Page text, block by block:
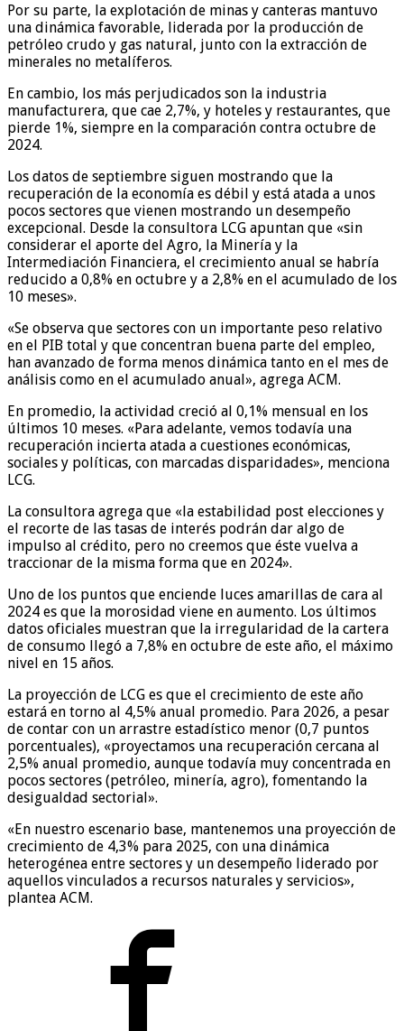
Por su parte, la explotación de minas y canteras mantuvo
una dinámica favorable, liderada por la producción de
petróleo crudo y gas natural, junto con la extracción de
minerales no metalíferos.
En cambio, los más perjudicados son la industria
manufacturera, que cae 2,7%, y hoteles y restaurantes, que
pierde 1%, siempre en la comparación contra octubre de
2024.
Los datos de septiembre siguen mostrando que la
recuperación de la economía es débil y está atada a unos
pocos sectores que vienen mostrando un desempeño
excepcional. Desde la consultora LCG apuntan que «sin
considerar el aporte del Agro, la Minería y la
Intermediación Financiera, el crecimiento anual se habría
reducido a 0,8% en octubre y a 2,8% en el acumulado de los
10 meses».
«Se observa que sectores con un importante peso relativo
en el PIB total y que concentran buena parte del empleo,
han avanzado de forma menos dinámica tanto en el mes de
análisis como en el acumulado anual», agrega ACM.
En promedio, la actividad creció al 0,1% mensual en los
últimos 10 meses. «Para adelante, vemos todavía una
recuperación incierta atada a cuestiones económicas,
sociales y políticas, con marcadas disparidades», menciona
LCG.
La consultora agrega que «la estabilidad post elecciones y
el recorte de las tasas de interés podrán dar algo de
impulso al crédito, pero no creemos que éste vuelva a
traccionar de la misma forma que en 2024».
Uno de los puntos que enciende luces amarillas de cara al
2024 es que la morosidad viene en aumento. Los últimos
datos oficiales muestran que la irregularidad de la cartera
de consumo llegó a 7,8% en octubre de este año, el máximo
nivel en 15 años.
La proyección de LCG es que el crecimiento de este año
estará en torno al 4,5% anual promedio. Para 2026, a pesar
de contar con un arrastre estadístico menor (0,7 puntos
porcentuales), «proyectamos una recuperación cercana al
2,5% anual promedio, aunque todavía muy concentrada en
pocos sectores (petróleo, minería, agro), fomentando la
desigualdad sectorial».
«En nuestro escenario base, mantenemos una proyección de
crecimiento de 4,3% para 2025, con una dinámica
heterogénea entre sectores y un desempeño liderado por
aquellos vinculados a recursos naturales y servicios»,
plantea ACM.